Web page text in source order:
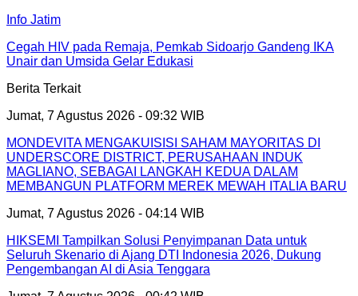
Info Jatim
Cegah HIV pada Remaja, Pemkab Sidoarjo Gandeng IKA
Unair dan Umsida Gelar Edukasi
Berita Terkait
Jumat, 7 Agustus 2026 - 09:32 WIB
MONDEVITA MENGAKUISISI SAHAM MAYORITAS DI
UNDERSCORE DISTRICT, PERUSAHAAN INDUK
MAGLIANO, SEBAGAI LANGKAH KEDUA DALAM
MEMBANGUN PLATFORM MEREK MEWAH ITALIA BARU
Jumat, 7 Agustus 2026 - 04:14 WIB
HIKSEMI Tampilkan Solusi Penyimpanan Data untuk
Seluruh Skenario di Ajang DTI Indonesia 2026, Dukung
Pengembangan AI di Asia Tenggara